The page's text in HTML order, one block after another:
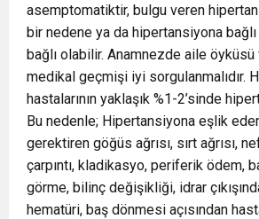
asemptomatiktir, bulgu veren
bir nedene ya da hipertansiyona
bağlı olabilir. Anamnezde aile öyküsü
medikal geçmişi iyi sorgulanmalıdır.
hastalarının yaklaşık %1-2’sinde
Bu nedenle; Hipertansiyona eşlik
gerektiren göğüs ağrısı, sırt ağrısı,
çarpıntı, kladikasyo, periferik ödem,
görme, bilinç değişikliği, idrar
hematüri, baş dönmesi açısından